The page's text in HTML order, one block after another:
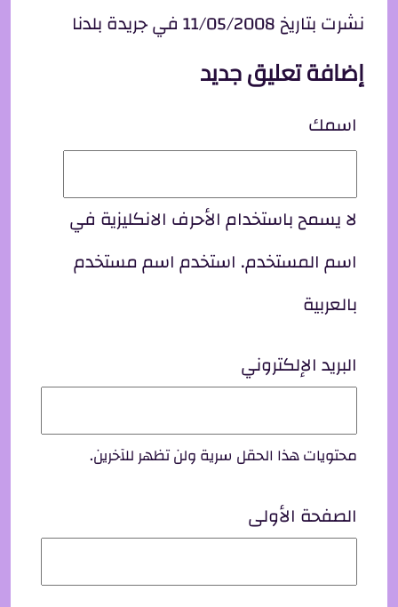
نشرت بتاريخ 11/05/2008 في جريدة بلدنا
إضافة تعليق جديد
اسمك
لا يسمح باستخدام الأحرف الانكليزية في
اسم المستخدم. استخدم اسم مستخدم
بالعربية
البريد الإلكتروني
محتويات هذا الحقل سرية ولن تظهر للآخرين.
الصفحة الأولى